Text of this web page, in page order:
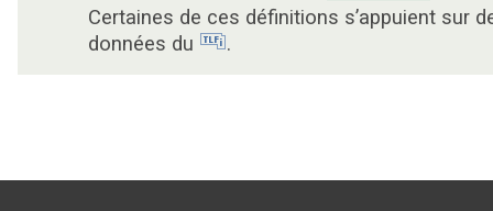
Certaines de ces définitions s’appuient sur
données du
.